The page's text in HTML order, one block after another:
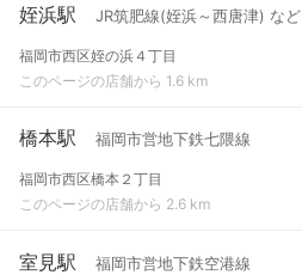
姪浜駅 JR筑肥線(姪浜～西唐津) など
福岡市西区姪の浜４丁目
このページの店舗から 1.6 km
橋本駅 福岡市営地下鉄七隈線
福岡市西区橋本２丁目
このページの店舗から 2.6 km
室見駅 福岡市営地下鉄空港線